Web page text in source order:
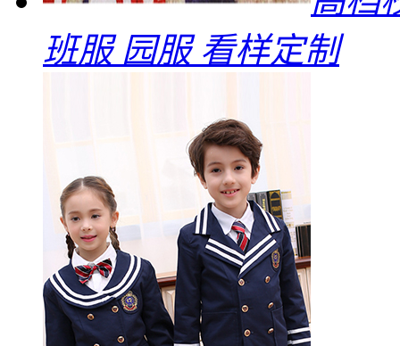
班服 园服 看样定制